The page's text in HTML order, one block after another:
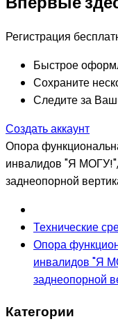
Регистрация
Быстрое
Сохраните
Следите за
Создать аккаунт
Опора
инвалидов "Я
заднеопорной
Технические
Опора
инвалидов "Я
заднеопорной
Категории